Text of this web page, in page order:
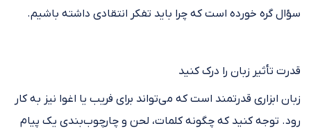
سؤال گره خورده است که چرا باید تفکر انتقادی داشته باشیم.
قدرت تأثیر زبان را درک کنید
زبان ابزاری قدرتمند است که می‌تواند برای فریب یا اغوا نیز به کار
رود. توجه کنید که چگونه کلمات، لحن و چارچوب‌بندی یک پیام